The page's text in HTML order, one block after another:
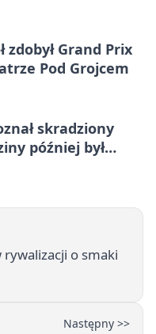
zdobył Grand Prix
Pod Grojcem
skradziony
później był
rywalizacji o smaki
Następny >>